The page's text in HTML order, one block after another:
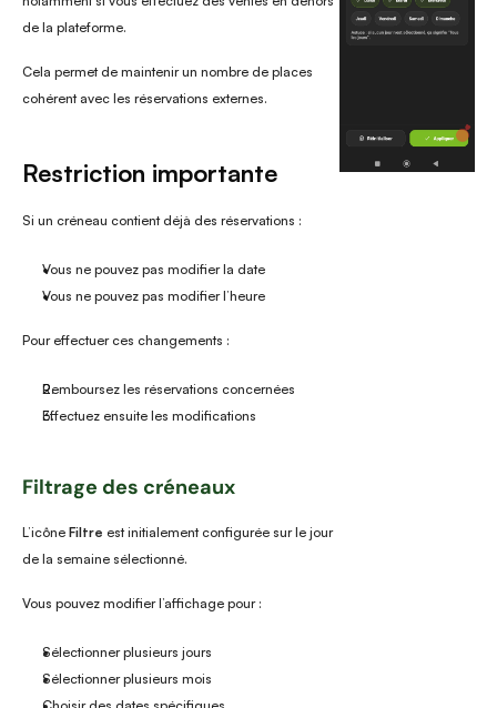
de la plateforme.
Cela permet de maintenir un nombre de places
cohérent avec les réservations externes.
Restriction importante
Si un créneau contient déjà des réservations :
Vous ne pouvez pas modifier la date
Vous ne pouvez pas modifier l’heure
Pour effectuer ces changements :
Remboursez les réservations concernées
Effectuez ensuite les modifications
Filtrage des créneaux
L’icône Filtre est initialement configurée sur le jour
de la semaine sélectionné.
Vous pouvez modifier l’affichage pour :
Sélectionner plusieurs jours
Sélectionner plusieurs mois